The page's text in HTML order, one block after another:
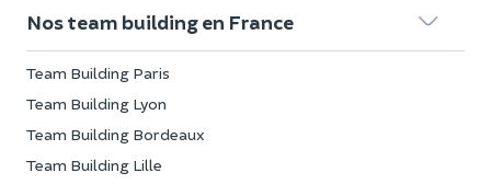
Nos team building en France
Team Building Paris
Team Building Lyon
Team Building Bordeaux
Team Building Lille